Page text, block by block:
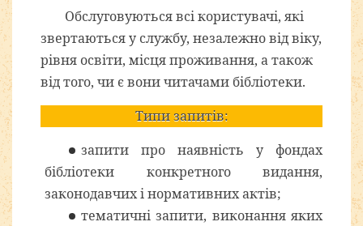
Обслуговуються всі користувачі, які
звертаються у службу, незалежно від віку,
рівня освіти, місця проживання, а також
від того, чи є вони читачами бібліотеки.
Типи запитів:
запити про наявність у фондах
бібліотеки конкретного видання,
законодавчих і нормативних актів;
тематичні запити, виконання яких